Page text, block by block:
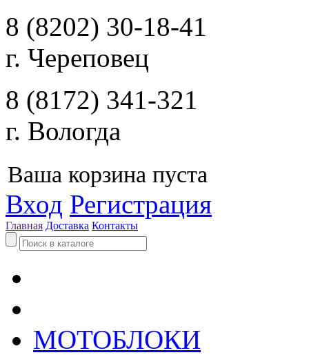
8 (8202) 30-18-41
г. Череповец
8 (8172) 341-321
г. Вологда
Ваша корзина пуста
Вход Регистрация
Главная Доставка Контакты
МОТОБЛОКИ